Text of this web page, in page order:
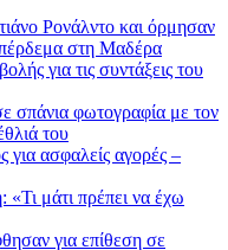
Ρονάλντο και όρμησαν
στη Μαδέρα
για τις συντάξεις του
σπάνια φωτογραφία με τον
του
για ασφαλείς αγορές –
μάτι πρέπει να έχω
για επίθεση σε